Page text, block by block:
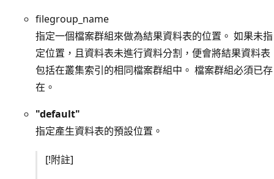
filegroup_name
指定一個檔案群組來做為結果資料表的位置。 如果未指
定位置，且資料表未進行資料分割，便會將結果資料表
包括在叢集索引的相同檔案群組中。 檔案群組必須已存
在。
"default"
指定產生資料表的預設位置。
[!附註]